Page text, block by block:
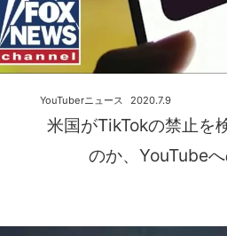
米国がTikTokの禁止を
のか、YouTube
2020.7.9
YouTuberニュース